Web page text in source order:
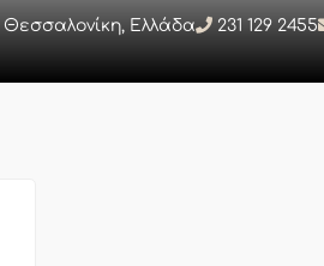
Ελλάδα 231 129 2455